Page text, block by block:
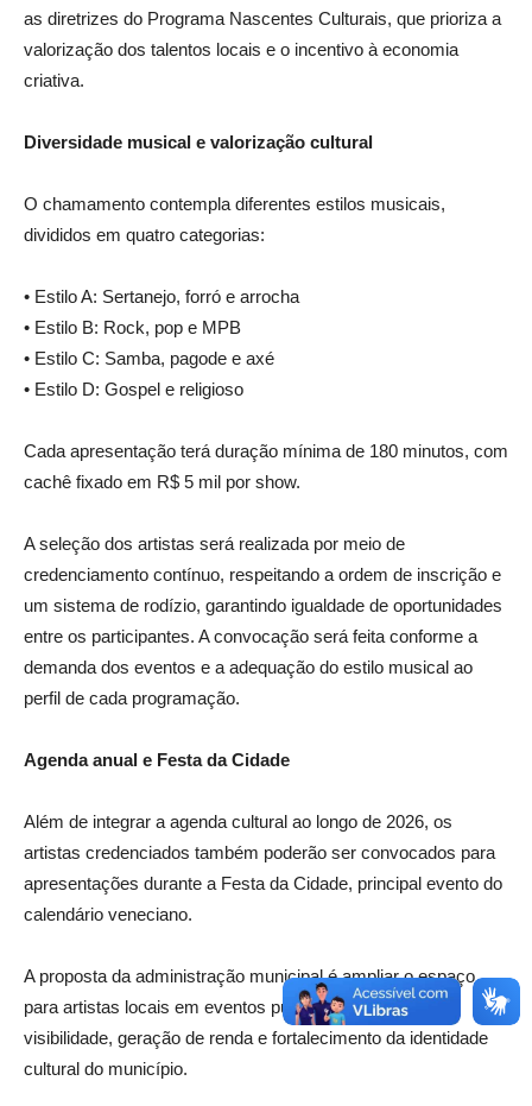
as diretrizes do Programa Nascentes Culturais, que prioriza a
valorização dos talentos locais e o incentivo à economia
criativa.
Diversidade musical e valorização cultural
O chamamento contempla diferentes estilos musicais,
divididos em quatro categorias:
• Estilo A: Sertanejo, forró e arrocha
• Estilo B: Rock, pop e MPB
• Estilo C: Samba, pagode e axé
• Estilo D: Gospel e religioso
Cada apresentação terá duração mínima de 180 minutos, com
cachê fixado em R$ 5 mil por show.
A seleção dos artistas será realizada por meio de
credenciamento contínuo, respeitando a ordem de inscrição e
um sistema de rodízio, garantindo igualdade de oportunidades
entre os participantes. A convocação será feita conforme a
demanda dos eventos e a adequação do estilo musical ao
perfil de cada programação.
Agenda anual e Festa da Cidade
Além de integrar a agenda cultural ao longo de 2026, os
artistas credenciados também poderão ser convocados para
apresentações durante a Festa da Cidade, principal evento do
calendário veneciano.
A proposta da administração municipal é ampliar o espaço
para artistas locais em eventos públicos, promovendo
visibilidade, geração de renda e fortalecimento da identidade
cultural do município.